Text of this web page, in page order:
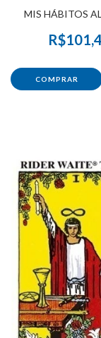
MIS HÁBITOS